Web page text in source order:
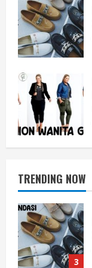
TRENDING NOW
5
2
3